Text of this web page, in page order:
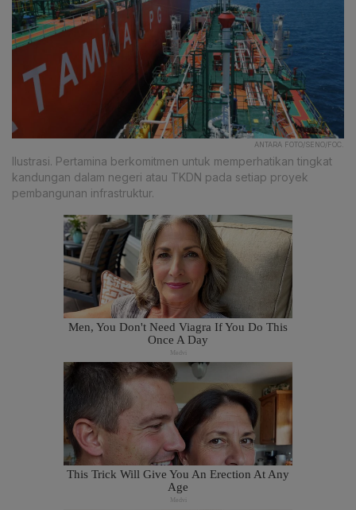
ANTARA FOTO/SENO/FOC.
Ilustrasi. Pertamina berkomitmen untuk memperhatikan tingkat
kandungan dalam negeri atau TKDN pada setiap proyek
pembangunan infrastruktur.